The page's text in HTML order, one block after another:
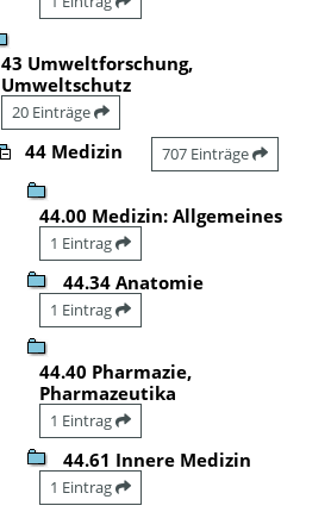
43 Umweltforschung,
Umweltschutz
20 Einträge
44 Medizin 707 Einträge
44.00 Medizin: Allgemeines
1 Eintrag
44.34 Anatomie
1 Eintrag
44.40 Pharmazie,
Pharmazeutika
1 Eintrag
44.61 Innere Medizin
1 Eintrag